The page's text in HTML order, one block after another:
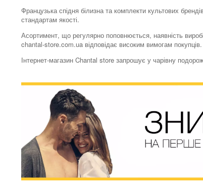
Французька спідня білизна та комплекти культових
стандартам якості.
Асортимент, що регулярно поповнюється, наявність
chantal-store.com.ua відповідає високим вимогам покупців.
Інтернет-магазин Chantal store запрошує у чарівну